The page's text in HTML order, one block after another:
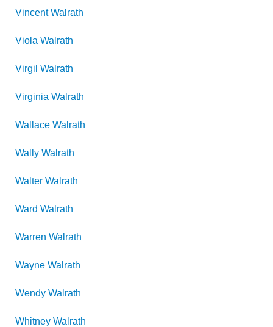
Vincent Walrath
Viola Walrath
Virgil Walrath
Virginia Walrath
Wallace Walrath
Wally Walrath
Walter Walrath
Ward Walrath
Warren Walrath
Wayne Walrath
Wendy Walrath
Whitney Walrath